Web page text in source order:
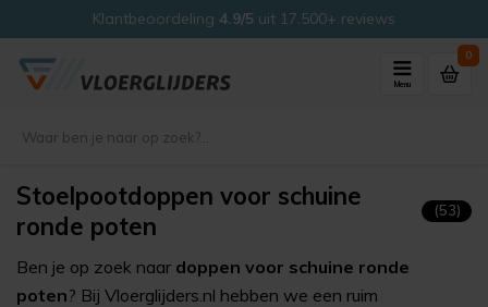
reviews Veilig kopen met ons
Menu
0
Stoelpootdoppen voor schuine
ronde poten
(53)
Ben je op zoek naar doppen voor schuine ronde
poten? Bij Vloerglijders.nl hebben we een ruim